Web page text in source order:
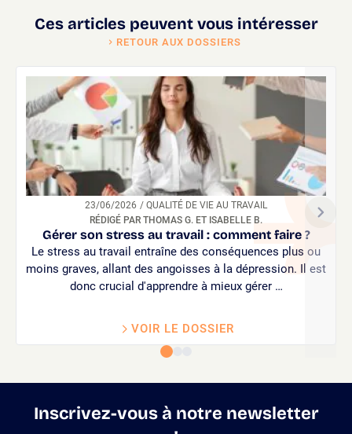
Ces articles peuvent vous intéresser
RETOUR AUX DOSSIERS
23/06/2026
/ QUALITÉ DE VIE AU TRAVAIL
RÉDIGÉ PAR THOMAS G. ET ISABELLE B.
Gérer son stress au travail : comment faire ?
Le stress au travail entraîne des conséquences plus ou
moins graves, allant des angoisses à la dépression. Il est
donc crucial d'apprendre à mieux gérer …
VOIR LE DOSSIER
Inscrivez-vous à notre newsletter